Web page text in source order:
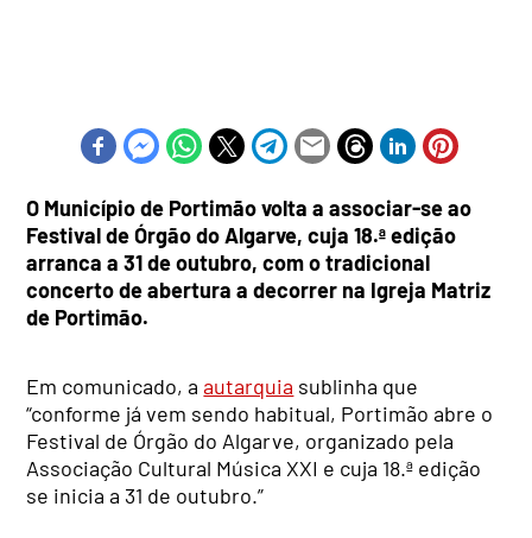
O Município de Portimão volta a associar-se ao
Festival de Órgão do Algarve, cuja 18.ª edição
arranca a 31 de outubro, com o tradicional
concerto de abertura a decorrer na Igreja Matriz
de Portimão.
Em comunicado, aautarquia sublinha que
“conforme já vem sendo habitual, Portimão abre o
Festival de Órgão do Algarve, organizado pela
Associação Cultural Música XXI e cuja 18.ª edição
se inicia a 31 de outubro.”